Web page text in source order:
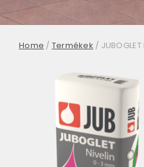
Home / Termékek /